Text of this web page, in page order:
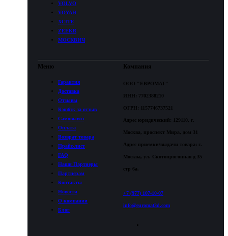
VOLVO
VOYAH
XCITE
ZEEKR
МОСКВИЧ
Меню
Гарантия
Доставка
Отзывы
Кэшбэк за отзыв
Самовывоз
Оплата
Возврат товара
Прайс-лист
FAQ
Наши Партнеры
Партнерам
Контакты
Новости
О компании
Блог
Компания
ООО "ЕВРОМАТ"
ИНН: 7702388210
ОГРН: 1157746737521
Адрес юридический: 129110, г.
Москва, проспект Мира, дом 31
Адрес приемки/выдачи товара: г.
Москва, ул. Скотопрогонная д 35
стр 6а.
+7 (977) 107-10-07
info@euromat3d.com